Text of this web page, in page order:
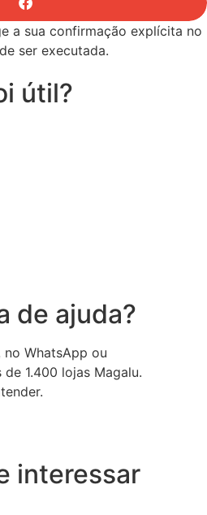
a sua confirmação explícita no
ser executada.
útil?
de ajuda?
WhatsApp ou
1.400 lojas Magalu.
interessar